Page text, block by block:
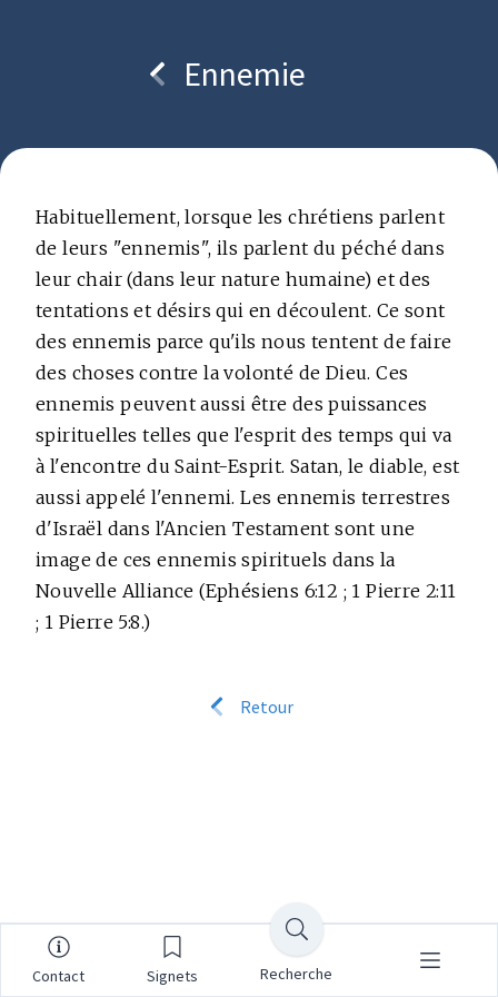
Ennemie
Habituellement, lorsque les chrétiens parlent
de leurs "ennemis", ils parlent du péché dans
leur chair (dans leur nature humaine) et des
tentations et désirs qui en découlent. Ce sont
des ennemis parce qu'ils nous tentent de faire
des choses contre la volonté de Dieu. Ces
ennemis peuvent aussi être des puissances
spirituelles telles que l'esprit des temps qui va
à l'encontre du Saint-Esprit. Satan, le diable, est
aussi appelé l'ennemi. Les ennemis terrestres
d'Israël dans l'Ancien Testament sont une
image de ces ennemis spirituels dans la
Nouvelle Alliance (Ephésiens 6:12 ; 1 Pierre 2:11
; 1 Pierre 5:8.)
Retour
Contact Signets Recherche